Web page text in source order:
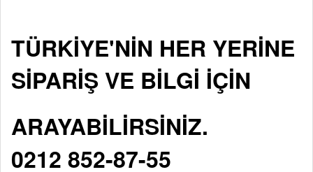
TÜRKİYE'NİN HER YERİNE
SİPARİŞ VE BİLGİ İÇİN
ARAYABİLİRSİNİZ.
0212 852-87-55